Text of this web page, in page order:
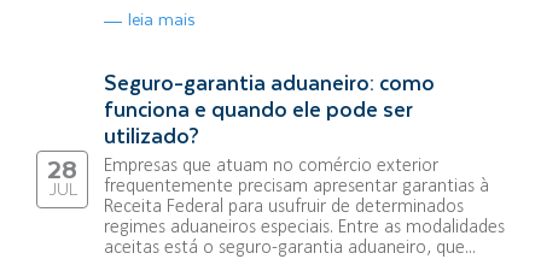
leia mais
28
JUL
Seguro-garantia aduaneiro: como
funciona e quando ele pode ser
utilizado?
Empresas que atuam no comércio exterior
frequentemente precisam apresentar garantias à
Receita Federal para usufruir de determinados
regimes aduaneiros especiais. Entre as modalidades
aceitas está o seguro-garantia aduaneiro, que...